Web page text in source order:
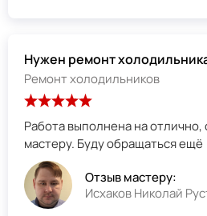
Нужен ремонт
Ремонт холодильников
Работа выполнена на
мастеру. Буду обращаться ещё
Отзыв мастеру:
Исхаков Николай